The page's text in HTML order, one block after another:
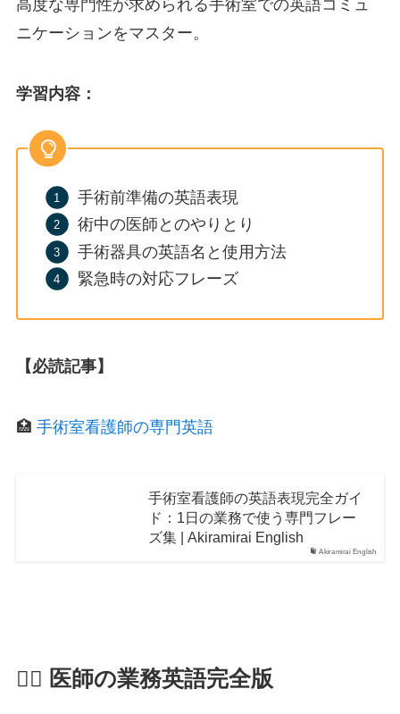
高度な専門性が求められる手術室での英語コミュ
ニケーションをマスター。
学習内容：
手術前準備の英語表現
術中の医師とのやりとり
手術器具の英語名と使用方法
緊急時の対応フレーズ
【必読記事】
🏥 手術室看護師の専門英語
Akiramirai English
手術室看護師の英語表現完全ガイ
ド：1日の業務で使う専門フレー
ズ集 | Akiramirai English
👨‍⚕️ 医師の業務英語完全版